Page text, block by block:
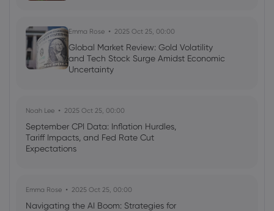
Emma Rose 2025 Oct 25, 00:00
Global Market Review: Gold Volatility
and Tech Stock Surge Amidst Economic
Uncertainty
Noah Lee 2025 Oct 25, 00:00
September CPI Data: Inflation Hurdles,
Tariff Impacts, and Fed Rate Cut
Expectations
Emma Rose 2025 Oct 25, 00:00
Navigating the AI Boom: Strategies for